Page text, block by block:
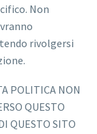
Non
rivolgersi
POLITICA NON
QUESTO
QUESTO SITO